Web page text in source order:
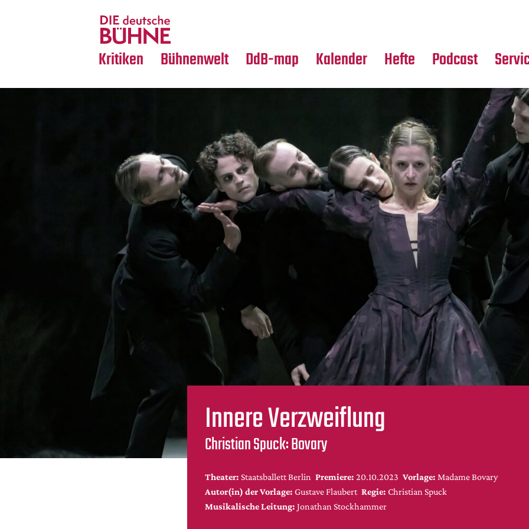
Kritiken
Crossover
Bühnenwelt
Medientipps
DdB-map Kalender Hefte Podcast
Innere Verzweiflung
Christian Spuck: Bovary
Theater: Staatsballett Berlin Premiere: 20.10.2023 Vorlage: Madame Bovary
Autor(in) der Vorlage: Gustave Flaubert Regie: Christian Spuck
Musikalische Leitung: Jonathan Stockhammer